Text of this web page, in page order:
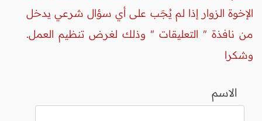
الإخوة الزوار إذا لم يُجَب على أي سؤال شرعي يدخل
من نافذة " التعليقات " وذلك لغرض تنظيم العمل.
وشكرا
الاسم